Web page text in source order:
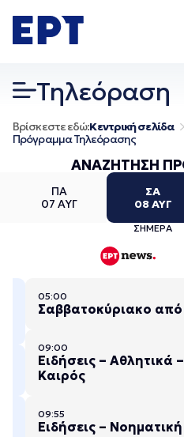
σε
περιεχόμενο
Τηλεόραση
Βρίσκεστε εδώ:Κεντρική σελίδα
Πρόγραμμα Τηλεόρασης
ΑΝΑΖΗΤΗΣΗ
ΠΑ
07 ΑΥΓ
ΣΑ
08 ΑΥΓ
ΣΗΜΕΡΑ
05:00
Σαββατοκύριακο από
09:00
Ειδήσεις – Αθλητικά –
Καιρός
09:55
Ειδήσεις – Νοηματική